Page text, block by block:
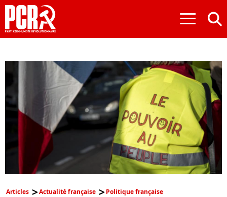
≡
Articles Actualité française Politique française